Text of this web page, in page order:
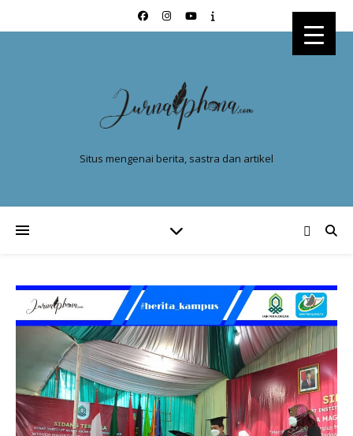
Situs mengenai berita, sastra dan artikel